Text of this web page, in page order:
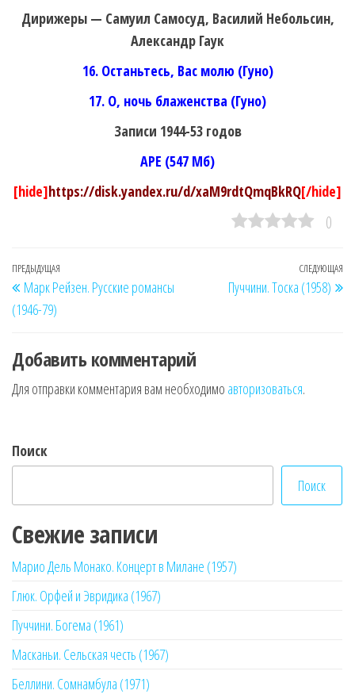
Дирижеры — Самуил Самосуд, Василий Небольсин,
Александр Гаук
16. Останьтесь, Вас молю (Гуно)
17. О, ночь блаженства (Гуно)
Записи 1944-53 годов
APE (547 Мб)
[hide]https://disk.yandex.ru/d/xaM9rdtQmqBkRQ[/hide]
0
Навигация
по
записям
Предыдущая
запись
ПРЕДЫДУЩАЯ
Марк Рейзен. Русские романсы
(1946-79)
СЛЕДУЮЩАЯ
Пуччини. Тоска (1958)
Добавить комментарий
Для отправки комментария вам необходимо авторизоваться.
Поиск
Поиск
Свежие записи
Марио Дель Монако. Концерт в Милане (1957)
Глюк. Орфей и Эвридика (1967)
Пуччини. Богема (1961)
Масканьи. Сельская честь (1967)
Беллини. Сомнамбула (1971)